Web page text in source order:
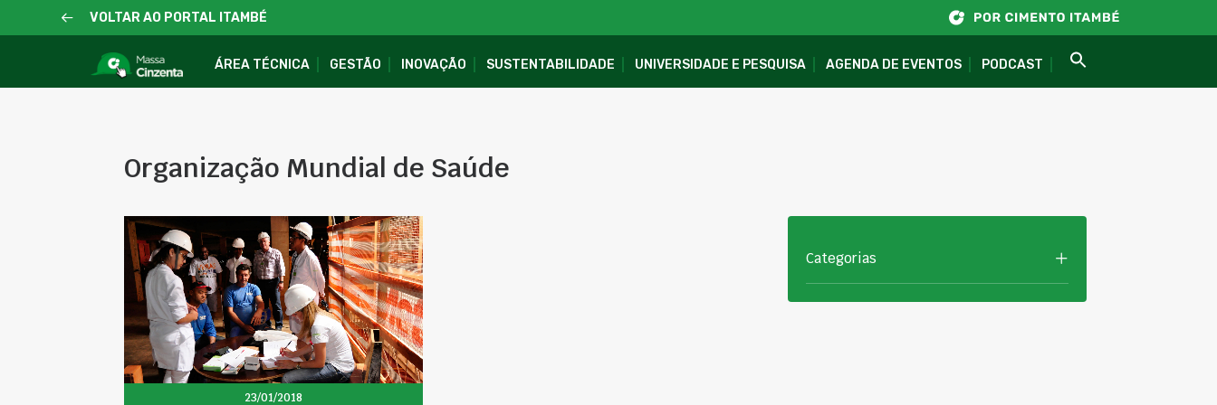
VOLTAR AO PORTAL ITAMBÉ
ÁREA TÉCNICA GESTÃO INOVAÇÃO SUSTENTABILIDADE UNIVERSIDADE E PESQUISA AGENDA DE EVENTOS PODCAST
Organização Mundial de Saúde
23/01/2018
Categorias